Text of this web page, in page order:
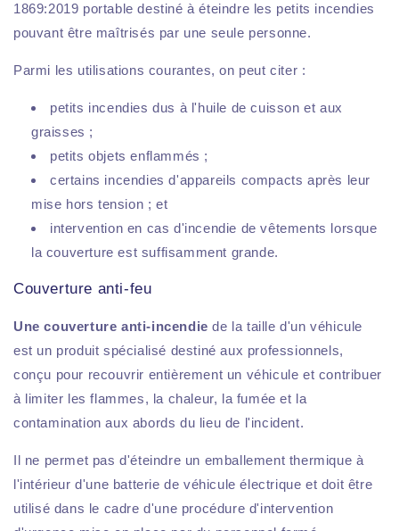
1869:2019 portable destiné à éteindre les petits incendies
pouvant être maîtrisés par une seule personne.
Parmi les utilisations courantes, on peut citer :
petits incendies dus à l'huile de cuisson et aux
graisses ;
petits objets enflammés ;
certains incendies d'appareils compacts après leur
mise hors tension ; et
intervention en cas d'incendie de vêtements lorsque
la couverture est suffisamment grande.
Couverture anti-feu
Une couverture anti-incendie de la taille d'un véhicule
est un produit spécialisé destiné aux professionnels,
conçu pour recouvrir entièrement un véhicule et contribuer
à limiter les flammes, la chaleur, la fumée et la
contamination aux abords du lieu de l'incident.
Il ne permet pas d'éteindre un emballement thermique à
l'intérieur d'une batterie de véhicule électrique et doit être
utilisé dans le cadre d'une procédure d'intervention